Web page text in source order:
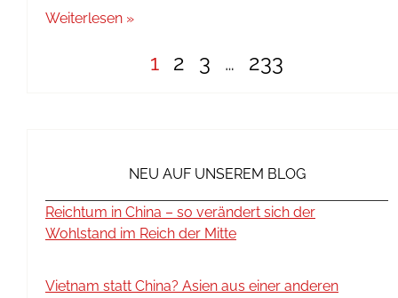
Weiterlesen »
1 2 3 … 233
NEU AUF UNSEREM BLOG
Reichtum in China – so verändert sich der
Wohlstand im Reich der Mitte
Vietnam statt China? Asien aus einer anderen